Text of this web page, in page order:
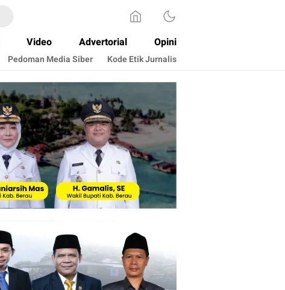
Video Advertorial Opini
Pedoman Media Siber Kode Etik Jurnalis